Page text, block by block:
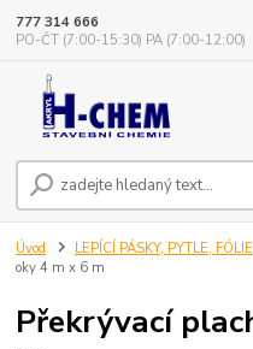
777 314 666
PO-ČT (7:00-15:30) PA (7:00-12:00)
Úvod LEPÍCÍ PÁSKY, PYTLE,
oky 4 m x 6 m
Překrývací